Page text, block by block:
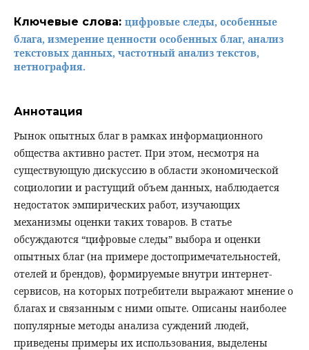
Ключевые слова: цифровые следы, особенные
блага, измерение ценности особенных благ, анализ
текстовых данных, частотный анализ текстов,
нетнография.
Аннотация
Рынок опытных благ в рамках информационного
общества активно растет. При этом, несмотря на
существующую дискуссию в области экономической
социологии и растущий объем данных, наблюдается
недостаток эмпирических работ, изучающих
механизмы оценки таких товаров. В статье
обсуждаются “цифровые следы” выбора и оценки
опытных благ (на примере достопримечательностей,
отелей и брендов), формируемые внутри интернет-
сервисов, на которых потребители выражают мнение о
благах и связанным с ними опыте. Описаны наиболее
популярные методы анализа суждений людей,
приведены примеры их использования, выделены